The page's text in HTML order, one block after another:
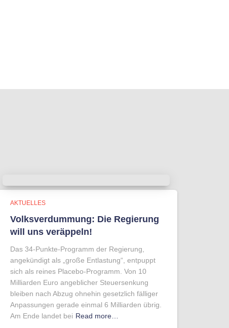
AKTUELLES
Volksverdummung: Die Regierung
will uns veräppeln!
Das 34-Punkte-Programm der Regierung,
angekündigt als „große Entlastung“, entpuppt
sich als reines Placebo-Programm. Von 10
Milliarden Euro angeblicher Steuersenkung
bleiben nach Abzug ohnehin gesetzlich fälliger
Anpassungen gerade einmal 6 Milliarden übrig.
Am Ende landet bei Read more…